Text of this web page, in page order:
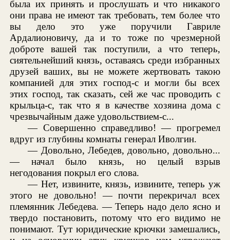
была их принять и прослушать и что никакого
они права не имеют так требовать, тем более что
вы дело это уже поручили Гавриле
Ардалионовичу, да и то тоже по чрезмерной
доброте вашей так поступили, а что теперь,
сиятельнейший князь, оставаясь среди избранных
друзей ваших, вы не можете жертвовать такою
компанией для этих господ-с и могли бы всех
этих господ, так сказать, сей же час проводить с
крыльца-с, так что я в качестве хозяина дома с
чрезвычайным даже удовольствием-с...
— Совершенно справедливо! — прогремел
вдруг из глубины комнаты генерал Иволгин.
— Довольно, Лебедев, довольно, довольно...
— начал было князь, но целый взрыв
негодования покрыл его слова.
— Нет, извините, князь, извините, теперь уж
этого не довольно! — почти перекричал всех
племянник Лебедева. — Теперь надо дело ясно и
твердо постановить, потому что его видимо не
понимают. Тут юридические крючки замешались,